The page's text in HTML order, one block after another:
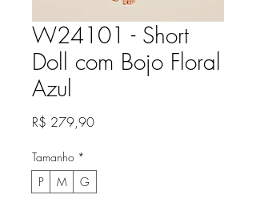
W24101 - Short
Doll com Bojo Floral
Azul
R$ 279,90Preço
Tamanho *
P
M
G